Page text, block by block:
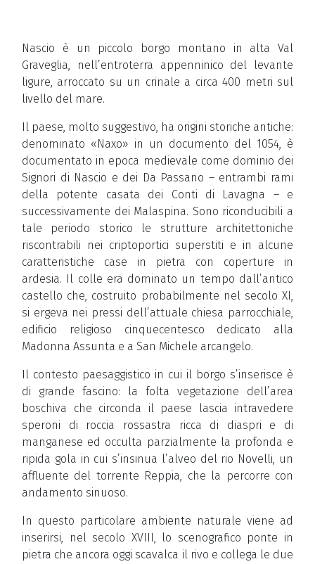
Nascio è un piccolo borgo montano in alta Val
Graveglia, nell’entroterra appenninico del levante
ligure, arroccato su un crinale a circa 400 metri sul
livello del mare.
Il paese, molto suggestivo, ha origini storiche antiche:
denominato «Naxo» in un documento del 1054, è
documentato in epoca medievale come dominio dei
Signori di Nascio e dei Da Passano – entrambi rami
della potente casata dei Conti di Lavagna – e
successivamente dei Malaspina. Sono riconducibili a
tale periodo storico le strutture architettoniche
riscontrabili nei criptoportici superstiti e in alcune
caratteristiche case in pietra con coperture in
ardesia. Il colle era dominato un tempo dall’antico
castello che, costruito probabilmente nel secolo XI,
si ergeva nei pressi dell’attuale chiesa parrocchiale,
edificio religioso cinquecentesco dedicato alla
Madonna Assunta e a San Michele arcangelo.
Il contesto paesaggistico in cui il borgo s’inserisce è
di grande fascino: la folta vegetazione dell’area
boschiva che circonda il paese lascia intravedere
speroni di roccia rossastra ricca di diaspri e di
manganese ed occulta parzialmente la profonda e
ripida gola in cui s’insinua l’alveo del rio Novelli, un
affluente del torrente Reppia, che la percorre con
andamento sinuoso.
In questo particolare ambiente naturale viene ad
inserirsi, nel secolo XVIII, lo scenografico ponte in
pietra che ancora oggi scavalca il rivo e collega le due